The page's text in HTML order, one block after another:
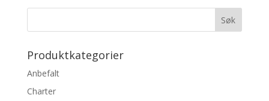
Produktkategorier
Anbefalt
Charter